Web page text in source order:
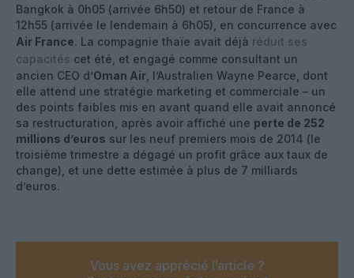
Bangkok à 0h05 (arrivée 6h50) et retour de France à
12h55 (arrivée le lendemain à 6h05), en concurrence avec
Air France. La compagnie thaïe avait déjà réduit ses
capacités cet été, et engagé comme consultant un
ancien CEO d’Oman Air , l’Australien Wayne Pearce, dont
elle attend une stratégie marketing et commerciale – un
des points faibles mis en avant quand elle avait annoncé
sa restructuration, après avoir affiché une perte de 252
millions d’euros sur les neuf premiers mois de 2014 (le
troisième trimestre a dégagé un profit grâce aux taux de
change), et une dette estimée à plus de 7 milliards
d’euros.
Vous avez apprécié l’article ?